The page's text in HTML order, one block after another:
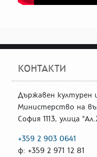
КОНТАКТИ
Държавен културен
Министерство на
София 1113, улица
+359 2 903 0641
ф: +359 2 971 12 81